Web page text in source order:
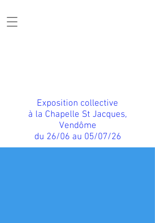
Exposition collective
à la Chapelle St Jacques,
Vendôme
du 26/06 au 05/07/26